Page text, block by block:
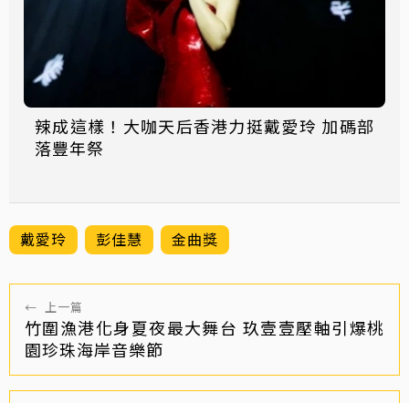
辣成這樣！大咖天后香港力挺戴愛玲 加碼部
落豐年祭
戴愛玲 彭佳慧 金曲獎
← 上一篇
竹圍漁港化身夏夜最大舞台 玖壹壹壓軸引爆桃
園珍珠海岸音樂節